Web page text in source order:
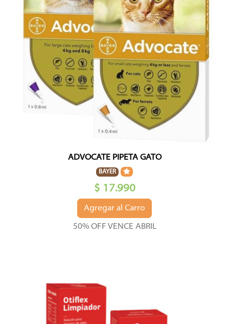
ADVOCATE PIPETA GATO
BAYER
$ 17.990
Agregar al Carro
50% OFF VENCE ABRIL